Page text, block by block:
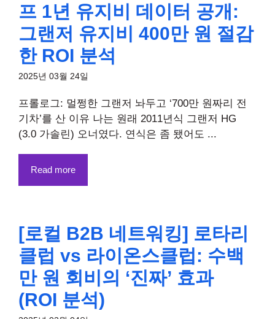
프 1년 유지비 데이터 공개:
그랜저 유지비 400만 원 절감
한 ROI 분석
2025년 03월 24일
프롤로그: 멀쩡한 그랜저 놔두고 ‘700만 원짜리 전
기차’를 산 이유 나는 원래 2011년식 그랜저 HG
(3.0 가솔린) 오너였다. 연식은 좀 됐어도 ...
Read more
[로컬 B2B 네트워킹] 로타리
클럽 vs 라이온스클럽: 수백
만 원 회비의 ‘진짜’ 효과
(ROI 분석)